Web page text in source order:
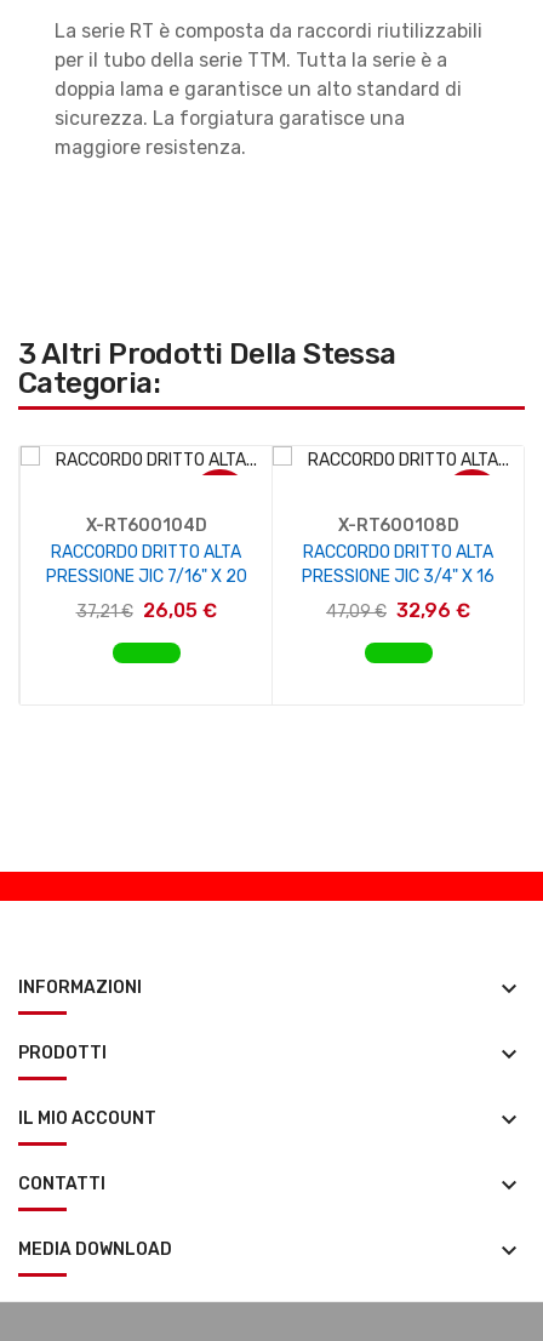
La serie RT è composta da raccordi riutilizzabili
per il tubo della serie TTM. Tutta la serie è a
doppia lama e garantisce un alto standard di
sicurezza. La forgiatura garatisce una
maggiore resistenza.
3 Altri Prodotti Della Stessa
Categoria:
X-RT600104D
RACCORDO DRITTO ALTA
PRESSIONE JIC 7/16" X 20
37,21 € 26,05 €
AGGIUNGI AL CARRELLO
X-RT600108D
RACCORDO DRITTO ALTA
PRESSIONE JIC 3/4" X 16
47,09 € 32,96 €
AGGIUNGI AL CARRELLO
INFORMAZIONI keyboard_arrow_down
PRODOTTI keyboard_arrow_down
IL MIO ACCOUNT keyboard_arrow_down
CONTATTI keyboard_arrow_down
MEDIA DOWNLOAD keyboard_arrow_down